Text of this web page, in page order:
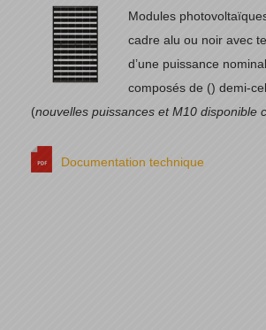
Modules
cadre alu ou noir avec
d’une puissance
composés de () demi-
(nouvelles puissances et M10 disponible
Documentation technique